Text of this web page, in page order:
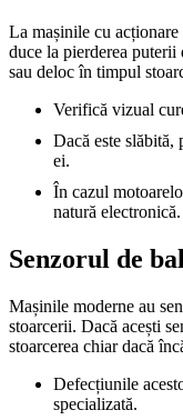
La mașinile cu acționare
duce la pierderea puterii
sau deloc în timpul
Verifică vizual
Dacă este slăbită,
ei.
În cazul
natură electronică.
Senzorul de
Mașinile moderne au
stoarcerii. Dacă acești
stoarcerea chiar dacă
Defecțiunile
specializată.